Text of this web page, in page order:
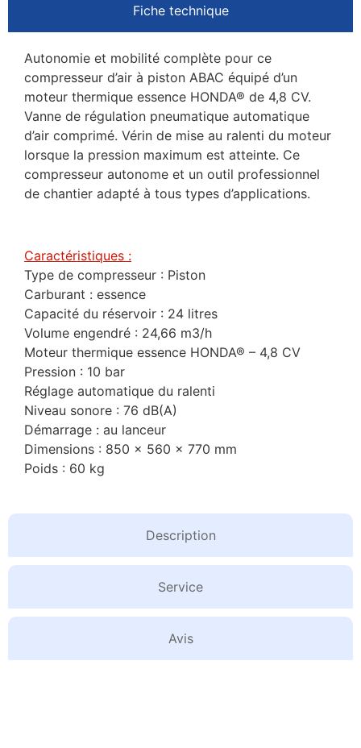
Fiche technique
Description
Service
Avis
Autonomie et mobilité complète pour ce
compresseur d’air à piston ABAC équipé d’un
moteur thermique essence HONDA® de 4,8 CV.
Vanne de régulation pneumatique automatique
d’air comprimé. Vérin de mise au ralenti du moteur
lorsque la pression maximum est atteinte. Ce
compresseur autonome et un outil professionnel
de chantier adapté à tous types d’applications.
Caractéristiques :
Type de compresseur : Piston
Carburant : essence
Capacité du réservoir : 24 litres
Volume engendré : 24,66 m3/h
Moteur thermique essence HONDA® – 4,8 CV
Pression : 10 bar
Réglage automatique du ralenti
Niveau sonore : 76 dB(A)
Démarrage : au lanceur
Dimensions : 850 x 560 x 770 mm
Poids : 60 kg